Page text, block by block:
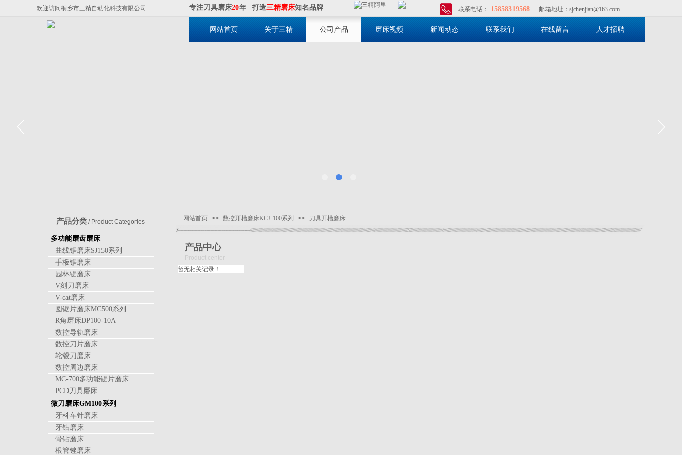
联系电话： 15858319568 邮箱地址：sjchenjian@163.com
专注刀具磨床20年 打造三精磨床知名品牌
欢迎访问桐乡市三精自动化科技有限公司
网站首页 关于三精 公司产品 磨床视频 新闻动态 联系我们 在线留言 人才招聘
产品分类 / Product Categories
多功能磨齿磨床
曲线锯磨床SJ150系列
手板锯磨床
园林锯磨床
V刻刀磨床
V-cat磨床
圆锯片磨床MC500系列
R角磨床DP100-10A
数控导轨磨床
数控刀片磨床
轮毂刀磨床
数控周边磨床
MC-700多功能锯片磨床
PCD刀具磨床
微刀磨床GM100系列
牙科车针磨床
牙钻磨床
骨钻磨床
根管锉磨床
网站首页 >> 数控开槽磨床KCJ-100系列 >> 刀具开槽磨床
产品中心
Product center
暂无相关记录！